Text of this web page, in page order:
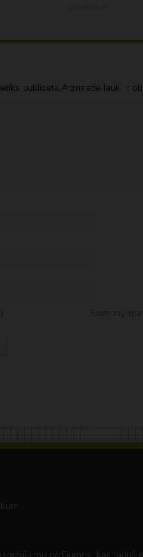
publicēta.Atzīmētie lauki ir
gadījumos, kas